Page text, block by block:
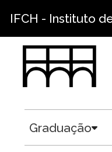
IFCH - Instituto
Graduação